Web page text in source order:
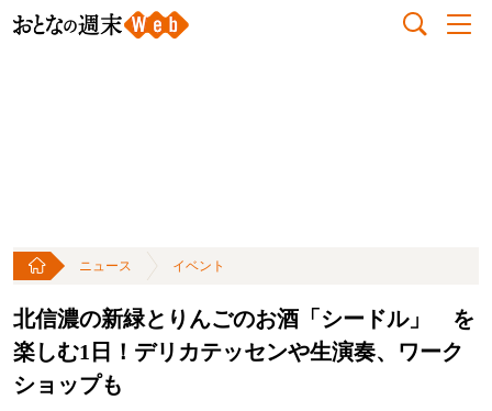
ニュース イベント
北信濃の新緑とりんごのお酒「シードル」 を
楽しむ1日！デリカテッセンや生演奏、ワーク
ショップも